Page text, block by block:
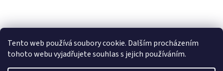
Tento web používá soubory cookie. Dalším procházením
tohoto webu vyjadřujete souhlas s jejich používáním.
á